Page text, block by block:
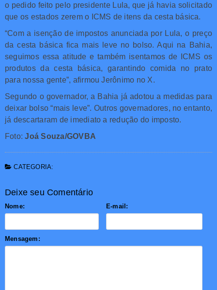
o pedido feito pelo presidente Lula, que já havia solicitado
que os estados zerem o ICMS de itens da cesta básica.
“Com a isenção de impostos anunciada por Lula, o preço
da cesta básica fica mais leve no bolso. Aqui na Bahia,
seguimos essa atitude e também isentamos de ICMS os
produtos da cesta básica, garantindo comida no prato
para nossa gente”, afirmou Jerônimo no X.
Segundo o governador, a Bahia já adotou a medidas para
deixar bolso “mais leve”. Outros governadores, no entanto,
já descartaram de imediato a redução do imposto.
Foto:Joá Souza/GOVBA
CATEGORIA:
Deixe seu Comentário
Nome: E-mail:
Mensagem: